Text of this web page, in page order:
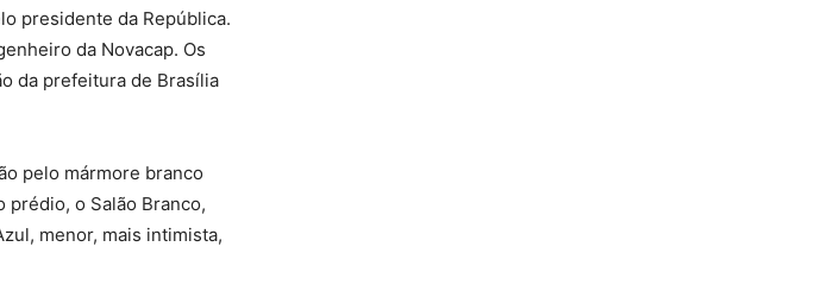
presidente da República.
da Novacap. Os
da prefeitura de Brasília
pelo mármore branco
prédio, o Salão Branco,
menor, mais intimista,